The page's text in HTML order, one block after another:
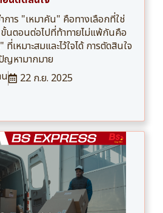
าร "เหมาคัน" คือทางเลือกที่ใช่
นตอนต่อไปที่ท้าทายไม่แพ้กันคือ
เหมาะสมและไว้ใจได้ การตัดสินใจ
ญหามากมาย
22 ก.ย. 2025